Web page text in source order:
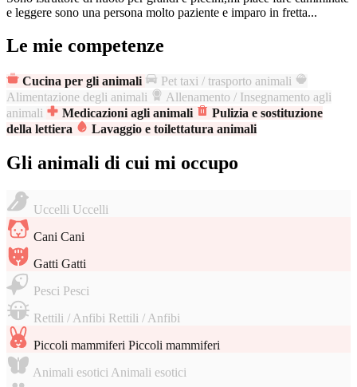
e leggere sono una persona molto paziente e imparo in fretta...
Le mie competenze
Cucina per gli animali
Pet taxi / trasporto animali
Alimentazione degli animali
Allenamento / Insegnamento agli
animali
Medicazioni agli animali
Pulizia e sostituzione
della lettiera
Lavaggio e toilettatura animali
Gli animali di cui mi occupo
Uccelli Uccelli
Cani Cani
Gatti Gatti
Pesci Pesci
Rettili / Anfibi Rettili / Anfibi
Piccoli mammiferi Piccoli mammiferi
Animali esotici Animali esotici